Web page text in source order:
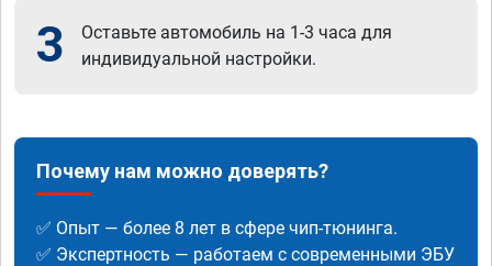
3
Оставьте автомобиль на 1-3 часа для
индивидуальной настройки.
Почему нам можно доверять?
✅ Опыт — более 8 лет в сфере чип-тюнинга.
✅ Экспертность — работаем с современными ЭБУ